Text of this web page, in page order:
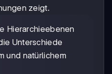
zeigt.
Hierarchieebenen
Unterschiede
und natürlichem